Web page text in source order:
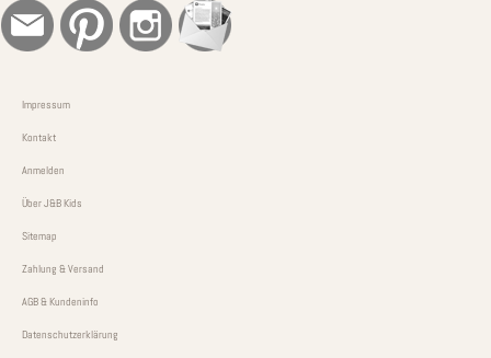
Impressum
Kontakt
Anmelden
Über J&B Kids
Sitemap
Zahlung & Versand
AGB & Kundeninfo
Datenschutzerklärung